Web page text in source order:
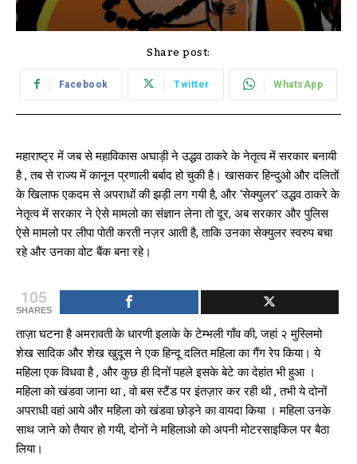
Share post:
Facebook Twitter WhatsApp
महाराष्ट्र में जब से महाविकास अघाड़ी ने उद्धव ठाकरे के नेतृत्व में सरकार बनायी
है , तब से राज्य में कानून प्रणाली बर्बाद हो चुकी है। खासकर हिन्दुओ और दलितों
के खिलाफ एकदम से अपराधों की झड़ी लग गयी है, और ‘सेक्युलर’ उद्धव ठाकरे के
नेतृत्व में सरकार ने ऐसे मामलो का संज्ञान लेना तो दूर, अब सरकार और पुलिस
ऐसे मामलो पर लीपा पोती करती नज़र आती है, ताकि उनका सेक्युलर स्वरुप बचा
रहे और उनका वोट बैंक बना रहे।
105
SHARES
ताज़ा घटना है अमरावती के धारणी इलाके के टेम्भली गाँव की, जहां २ मुस्लिमो
शेख सादिक और शेख खुदूस ने एक हिन्दू दलित महिला का गैंग रेप किया। ये
महिला एक विधवा है , और कुछ ही दिनों पहले इसके बेटे का देहांत भी हुआ ।
महिला को खंडवा जाना था , वो बस स्टैंड पर इंतज़ार कर रही थी , तभी ये दोनों
अपराधी वहां आये और महिला को खंडवा छोड़ने का वायदा किया । महिला उनके
साथ जाने को तैयार हो गयी, दोनों ने महिलाओ को अपनी मोटरसाइकिल पर बैठा
लिया।